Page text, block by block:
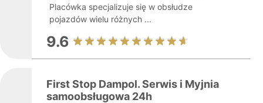
Placówka specjalizuje się w obsłudze
pojazdów wielu różnych ...
9.6
First Stop Dampol. Serwis i Myjnia
samoobsługowa 24h